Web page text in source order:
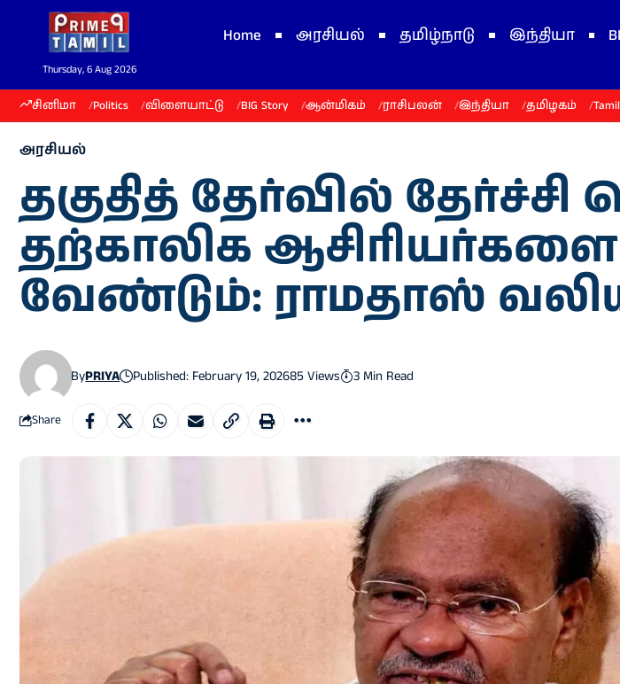
Thursday, 6 Aug 2026
Home அரசியல் தமிழ்நாடு இந்தியா
சினிமா Politics விளையாட்டு BIG Story ஆன்மிகம் ராசிபலன் இந்தியா தமிழகம்
அரசியல்
தகுதித் தேர்வில் தேர்ச்சி
தற்காலிக ஆசிரியர்களை
வேண்டும்: ராமதாஸ்
ByPRIYA Published: February 19, 202685 Views 3 Min Read
Share